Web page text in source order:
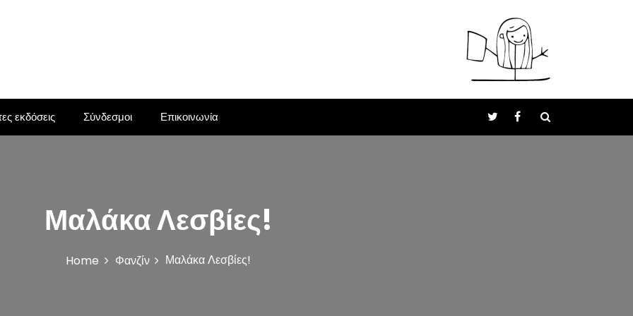
εκδόσεις Σύνδεσμοι Επικοινωνία
Μαλάκα Λεσβίες!
Home Φανζίν Μαλάκα Λεσβίες!